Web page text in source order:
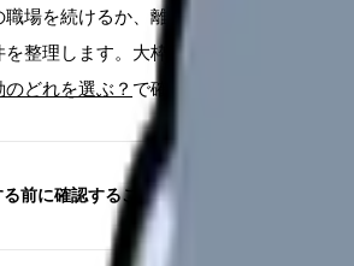
場を続けるか、離れるかを一人で抱え
整理します。大枠は
どれを選ぶ？ で確認できます。
前に確認すること。病棟との違いと求人の見